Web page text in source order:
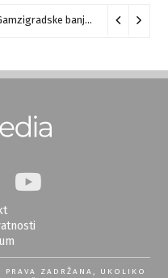
Saobraćajna nezgoda kod Gamzigradske banje 05/08/2026
ZADRŽANA, UKOLIKO